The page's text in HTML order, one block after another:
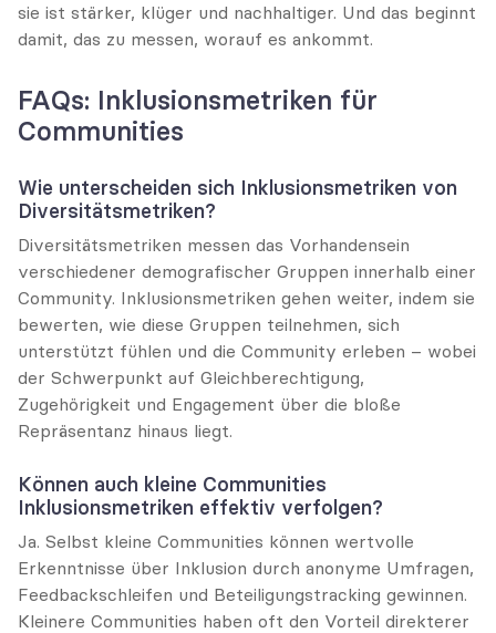
sie ist stärker, klüger und nachhaltiger. Und das beginnt
damit, das zu messen, worauf es ankommt.
FAQs: Inklusionsmetriken für
Communities
Wie unterscheiden sich Inklusionsmetriken von
Diversitätsmetriken?
Diversitätsmetriken messen das Vorhandensein
verschiedener demografischer Gruppen innerhalb einer
Community. Inklusionsmetriken gehen weiter, indem sie
bewerten, wie diese Gruppen teilnehmen, sich
unterstützt fühlen und die Community erleben – wobei
der Schwerpunkt auf Gleichberechtigung,
Zugehörigkeit und Engagement über die bloße
Repräsentanz hinaus liegt.
Können auch kleine Communities
Inklusionsmetriken effektiv verfolgen?
Ja. Selbst kleine Communities können wertvolle
Erkenntnisse über Inklusion durch anonyme Umfragen,
Feedbackschleifen und Beteiligungstracking gewinnen.
Kleinere Communities haben oft den Vorteil direkterer